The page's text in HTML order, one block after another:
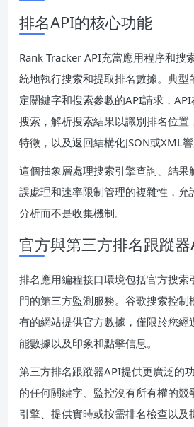
排名API的核心功能
Rank Tracker API充當應用程序和搜
統地執行搜索和提取排名數據。典型
定關鍵字和搜索參數的API請求，
搜索，解析搜索結果以識別排名位置
特徵，以及返回結構化JSON或XML響
這個抽象層處理搜索引擎查詢、結果
誤處理和速率限制管理的複雜性，允
分析而不是收集機制。
官方與第三方排名跟蹤器
排名應用編程接口環境包括官方搜索
門的第三方監測服務。谷歌搜索控
有的網站提供官方數據，僅限於您經
能數據以及印象和點擊信息。
第三方排名跟蹤器API提供更廣泛的
的任何關鍵字、監控沒有所有權的
引擎、提供實時或按需排名檢查以及